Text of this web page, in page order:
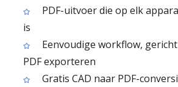
PDF-uitvoer die op elk
is
Eenvoudige workflow,
PDF exporteren
Gratis CAD naar PDF-